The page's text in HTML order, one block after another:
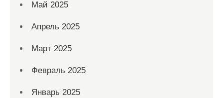
Май 2025
Апрель 2025
Март 2025
Февраль 2025
Январь 2025